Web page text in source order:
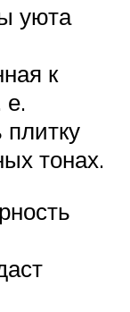
уюта
к
е.
плитку
тонах.